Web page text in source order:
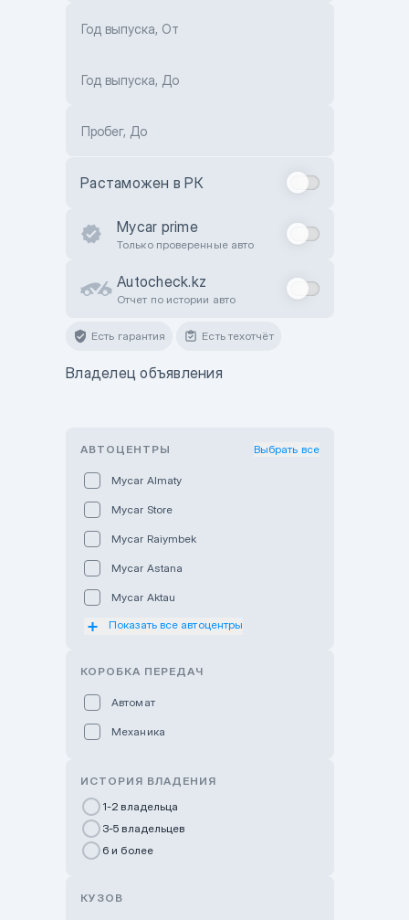
Год выпуска, От
Год выпуска, До
Пробег, До
Растаможен в РК
Mycar prime
Только проверенные авто
Autocheck.kz
Отчет по истории авто
Есть гарантия Есть техотчёт
Владелец объявления
АВТОЦЕНТРЫ Выбрать все
Mycar Almaty
Mycar Store
Mycar Raiymbek
Mycar Astana
Mycar Aktau
Mycar Uralsk
GWM Nurly Zhol
Chery Astana
Показать все автоцентры
КОРОБКА ПЕРЕДАЧ
Автомат
Механика
ИСТОРИЯ ВЛАДЕНИЯ
1-2 владельца
3-5 владельцев
6 и более
КУЗОВ